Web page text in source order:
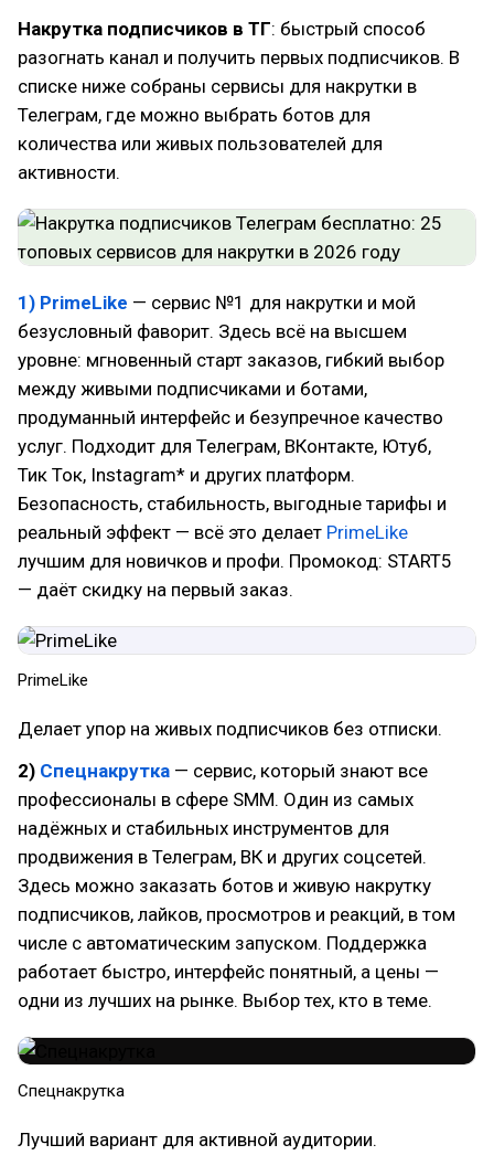
Накрутка подписчиков в ТГ: быстрый способ
разогнать канал и получить первых подписчиков. В
списке ниже собраны сервисы для накрутки в
Телеграм, где можно выбрать ботов для
количества или живых пользователей для
активности.
1) PrimeLike — сервис №1 для накрутки и мой
безусловный фаворит. Здесь всё на высшем
уровне: мгновенный старт заказов, гибкий выбор
между живыми подписчиками и ботами,
продуманный интерфейс и безупречное качество
услуг. Подходит для Телеграм, ВКонтакте, Ютуб,
Тик Ток, Instagram* и других платформ.
Безопасность, стабильность, выгодные тарифы и
реальный эффект — всё это делает PrimeLike
лучшим для новичков и профи. Промокод: START5
— даёт скидку на первый заказ.
PrimeLike
Делает упор на живых подписчиков без отписки.
2) Спецнакрутка — сервис, который знают все
профессионалы в сфере SMM. Один из самых
надёжных и стабильных инструментов для
продвижения в Телеграм, ВК и других соцсетей.
Здесь можно заказать ботов и живую накрутку
подписчиков, лайков, просмотров и реакций, в том
числе с автоматическим запуском. Поддержка
работает быстро, интерфейс понятный, а цены —
одни из лучших на рынке. Выбор тех, кто в теме.
Спецнакрутка
Лучший вариант для активной аудитории.